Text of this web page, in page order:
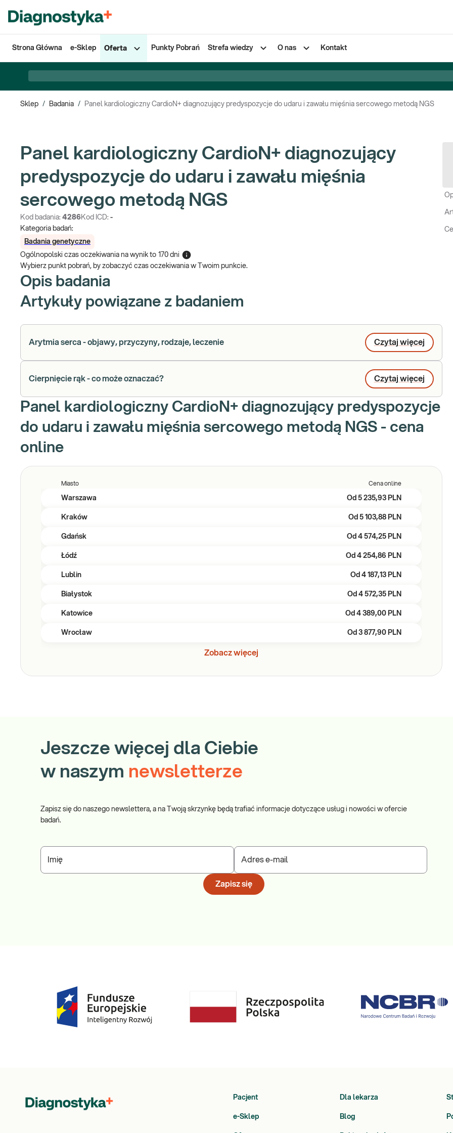
Strona Główna e-Sklep Oferta Punkty Pobrań Strefa wiedzy O nas Kontakt
Sklep / Badania / Panel kardiologiczny CardioN+ diagnozujący predyspozycje do udaru i zawału mięśnia sercowego metodą NGS
Panel kardiologiczny CardioN+ diagnozujący
predyspozycje do udaru i zawału mięśnia
sercowego metodą NGS
Kod badania: 4286Kod ICD: -
Kategoria badań:
Badania genetyczne
Ogólnopolski czas oczekiwania na wynik to 170 dni
Wybierz punkt pobrań, by zobaczyć czas oczekiwania w Twoim punkcie.
Opis badania
Artykuły powiązane z badaniem
Arytmia serca - objawy, przyczyny, rodzaje, leczenie Czytaj więcej
Cierpnięcie rąk - co może oznaczać? Czytaj więcej
Panel kardiologiczny CardioN+ diagnozujący predyspozycje
do udaru i zawału mięśnia sercowego metodą NGS - cena
online
Miasto Cena online
Warszawa Od 5 235,93 PLN
Kraków Od 5 103,88 PLN
Gdańsk Od 4 574,25 PLN
Łódź Od 4 254,86 PLN
Lublin Od 4 187,13 PLN
Białystok Od 4 572,35 PLN
Katowice Od 4 389,00 PLN
Wrocław Od 3 877,90 PLN
Zobacz więcej
Jeszcze więcej dla Ciebie
w naszym newsletterze
Zapisz się do naszego newslettera, a na Twoją skrzynkę będą trafiać informacje dotyczące usług i nowości w ofercie
badań.
Imię Adres e-mail
Zapisz się
Pacjent Dla lekarza
e-Sklep Blog